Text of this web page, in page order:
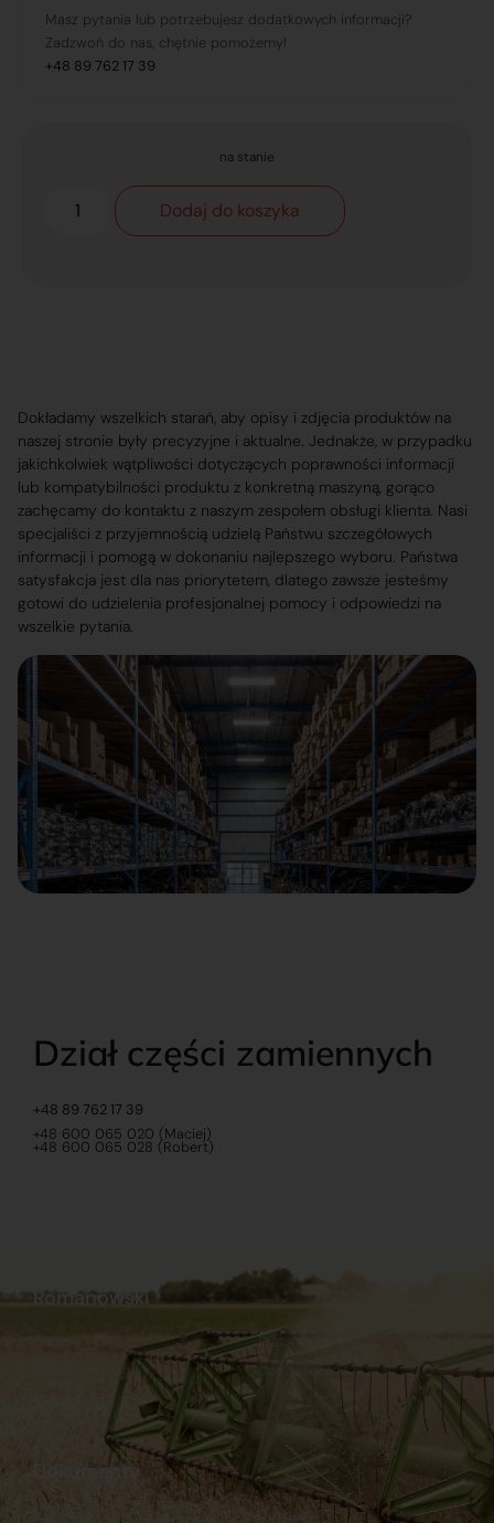
Masz pytania lub potrzebujesz dodatkowych informacji?
Zadzwoń do nas, chętnie pomożemy!
+48 89 762 17 39
na stanie
Dodaj do koszyka
Dokładamy wszelkich starań, aby opisy i zdjęcia produktów na
naszej stronie były precyzyjne i aktualne. Jednakże, w przypadku
jakichkolwiek wątpliwości dotyczących poprawności informacji
lub kompatybilności produktu z konkretną maszyną, gorąco
zachęcamy do kontaktu z naszym zespołem obsługi klienta. Nasi
specjaliści z przyjemnością udzielą Państwu szczegółowych
informacji i pomogą w dokonaniu najlepszego wyboru. Państwa
satysfakcja jest dla nas priorytetem, dlatego zawsze jesteśmy
gotowi do udzielenia profesjonalnej pomocy i odpowiedzi na
wszelkie pytania.
Dział części zamiennych
+48 89 762 17 39
+48 600 065 020 (Maciej)
+48 600 065 028 (Robert)
Dokumenty
Regulamin Dostawy
Romanowski
Sklep internetowy
Praca
Ubezpieczenia